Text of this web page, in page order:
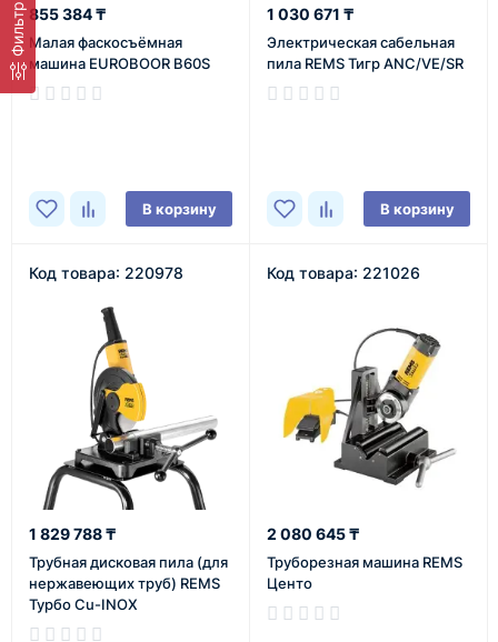
Фильтр855 384 ₸
Малая фаскосъёмная
машина EUROBOOR B60S
В корзину
1 030 671 ₸
Электрическая сабельная
пила REMS Тигр ANC/VE/SR
В корзину
Код товара: 220978
1 829 788 ₸
Трубная дисковая пила (для
нержавеющих труб) REMS
Турбо Cu-INOX
Код товара: 221026
2 080 645 ₸
Труборезная машина REMS
Центо